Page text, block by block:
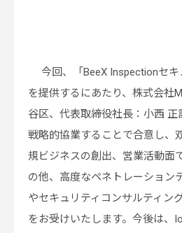
今回、「BeeX Inspectionセキ
を提供するにあたり、株式会社
谷区、代表取締役社長：小西 正
戦略的協業することで合意し、
規ビジネスの創出、営業活動面
の他、高度なペネトレーション
やセキュリティコンサルティン
をお受けいたします。今後は、